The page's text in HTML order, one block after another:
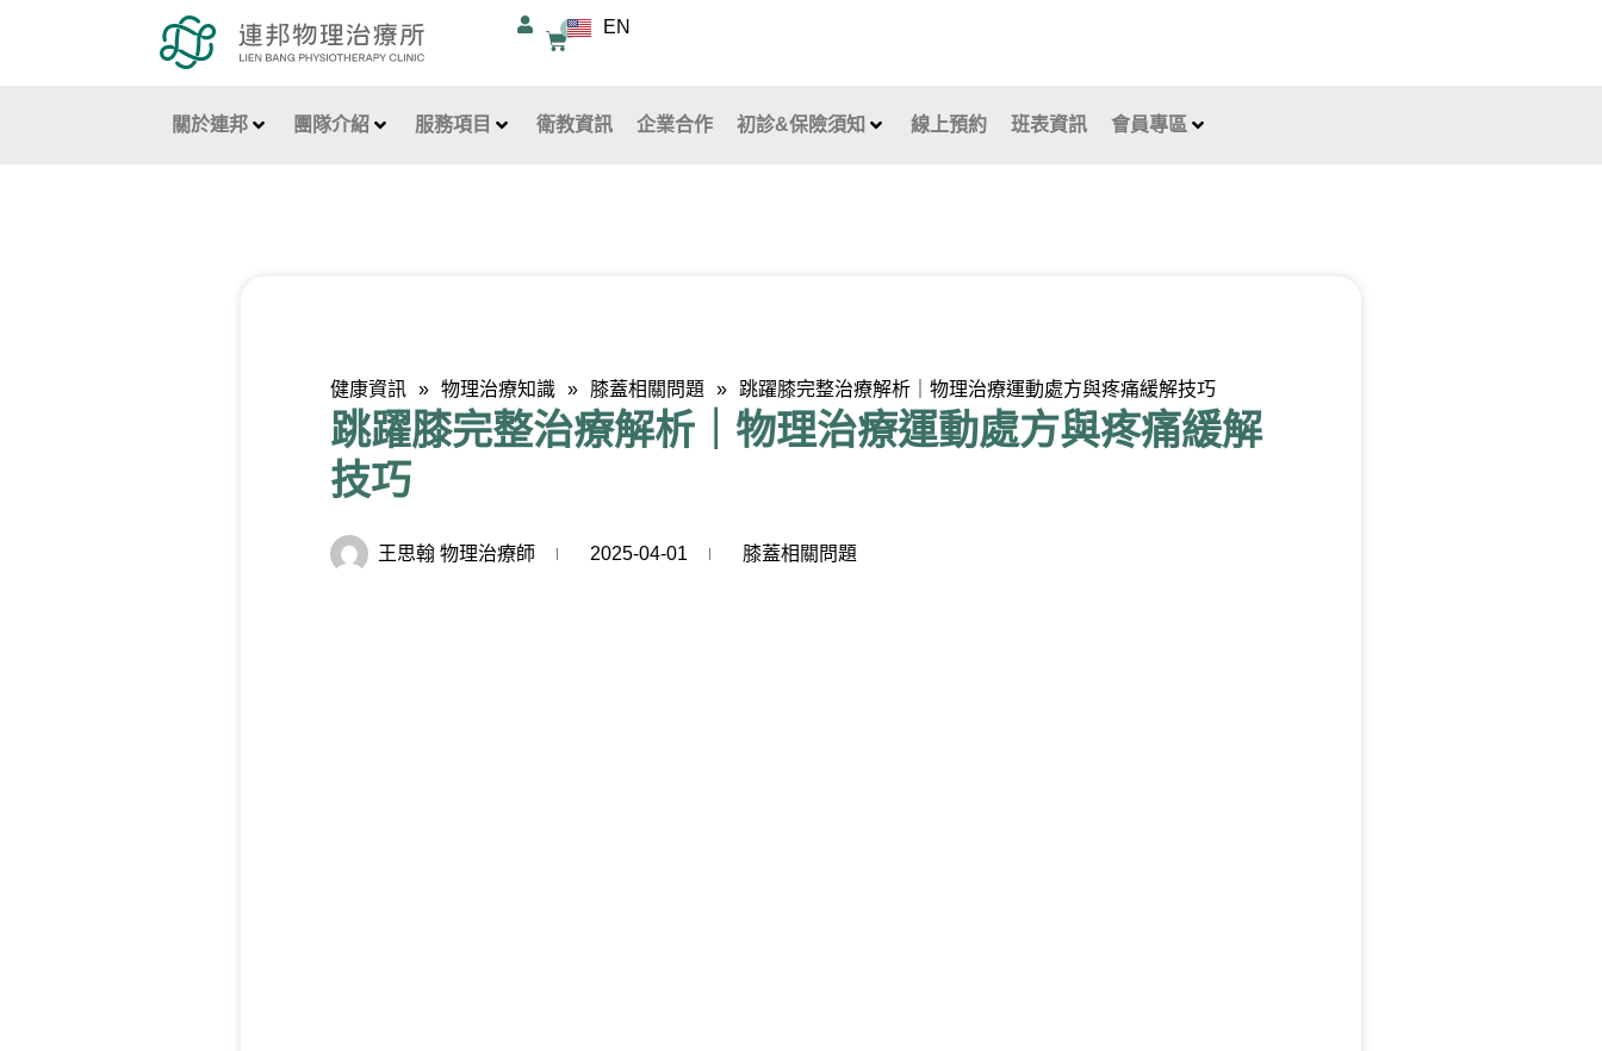
0
購 EN
關於連邦 團隊介紹 服務項目 衛教資訊 企業合作 初診&保險須知 線上預約 班表資訊 會員專區
健康資訊 » 物理治療知識 » 膝蓋相關問題 » 跳躍膝完整治療解析｜物理治療運動處方與疼痛緩解技巧
跳躍膝完整治療解析｜物理治療運動處方與疼痛緩解
技巧
王思翰 物理治療師 2025-04-01 膝蓋相關問題